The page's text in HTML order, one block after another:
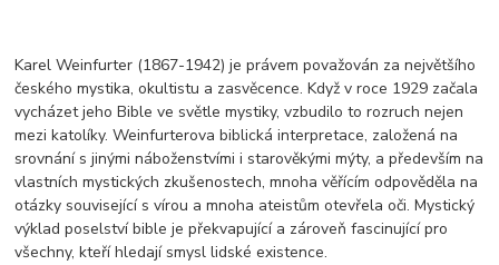
Karel Weinfurter (1867-1942) je právem považován za největšího
českého mystika, okultistu a zasvěcence. Když v roce 1929 začala
vycházet jeho Bible ve světle mystiky, vzbudilo to rozruch nejen
mezi katolíky. Weinfurterova biblická interpretace, založená na
srovnání s jinými náboženstvími i starověkými mýty, a především na
vlastních mystických zkušenostech, mnoha věřícím odpověděla na
otázky související s vírou a mnoha ateistům otevřela oči. Mystický
výklad poselství bible je překvapující a zároveň fascinující pro
všechny, kteří hledají smysl lidské existence.